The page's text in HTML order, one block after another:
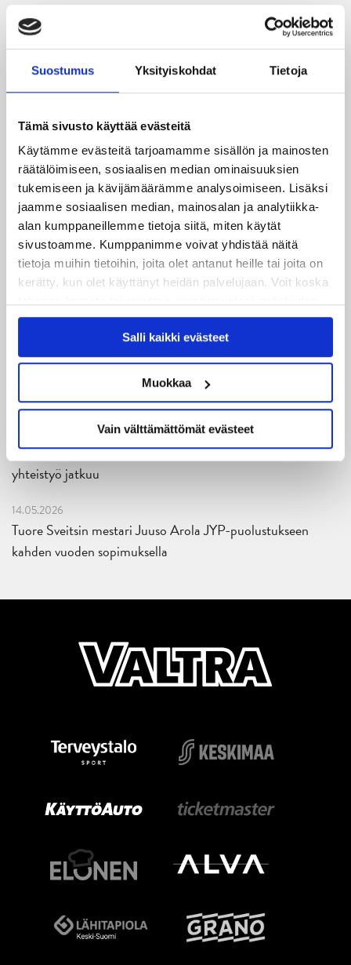
Suostumus Yksityiskohdat Tietoja
Tämä sivusto käyttää evästeitä
Käytämme evästeitä tarjoamamme sisällön ja mainosten
räätälöimiseen, sosiaalisen median ominaisuuksien
tukemiseen ja kävijämäärämme analysoimiseen. Lisäksi
jaamme sosiaalisen median, mainosalan ja analytiikka-
alan kumppaneillemme tietoja siitä, miten käytät
sivustoamme. Kumppanimme voivat yhdistää näitä
tietoja muihin tietoihin, joita olet antanut heille tai joita on
kerätty, kun olet käyttänyt heidän palvelujaan. Voit koska
käytöstäEvästeet-sivultamme.
Salli kaikki evästeet
Muokkaa
Vain välttämättömät evästeet
JYPin kapteenisto Liiga-kauteen 2026–2027 on nimetty
04.08.2026
Joukkueen yhteisharjoitukset ovat alkaneet – ensimmäinen
mittari luvassa jo heti viikonloppuna Tampere Cupissa!
29.07.2026
JYPin harjoitusottelut tulevalle 2026-2027 kaudelle on
julkaistu!
27.07.2026
Ruotsalaishyökkääjä Arvid Costmar JYPiin
25.06.2026
JYP ja Secto Rally Finland yhteistyöhön
02.06.2026
Liiga-kauden 2026-2027 otteluohjelma on julkaistu!
Reece Newkirk vahvistamaan JYP-hyökkäystä!
Jaatinen ja Liljamo jatkosopimuksiin – JYPin ja KeuPa HT:n
yhteistyö jatkuu
14.05.2026
Tuore Sveitsin mestari Juuso Arola JYP-puolustukseen
kahden vuoden sopimuksella